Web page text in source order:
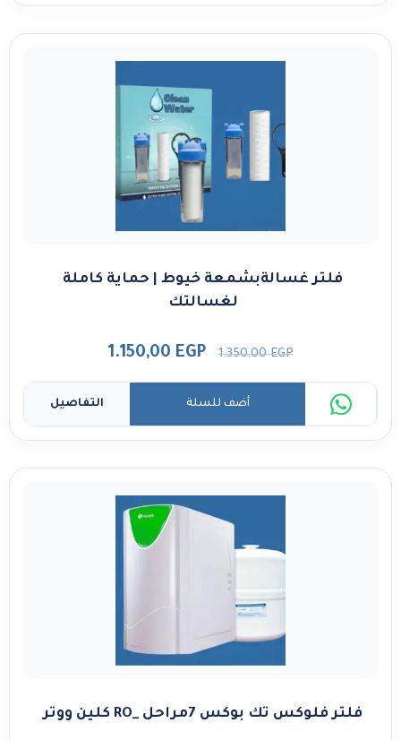
فلتر غسالةبشمعة خيوط | حماية كاملة
لغسالتك
1.350,00EGP
1.150,00 EGP
التفاصيل أضف للسلة
فلتر فلوكس تك بوكس 7مراحل _RO كلين ووتر